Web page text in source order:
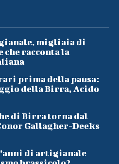
migliaia di
racconta la
prima della pausa:
della Birra, Acido
di Birra torna dal
Gallagher-Deeks
di artigianale